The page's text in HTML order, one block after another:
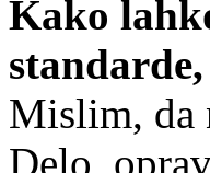
Kako
Mislim, da
Delo,